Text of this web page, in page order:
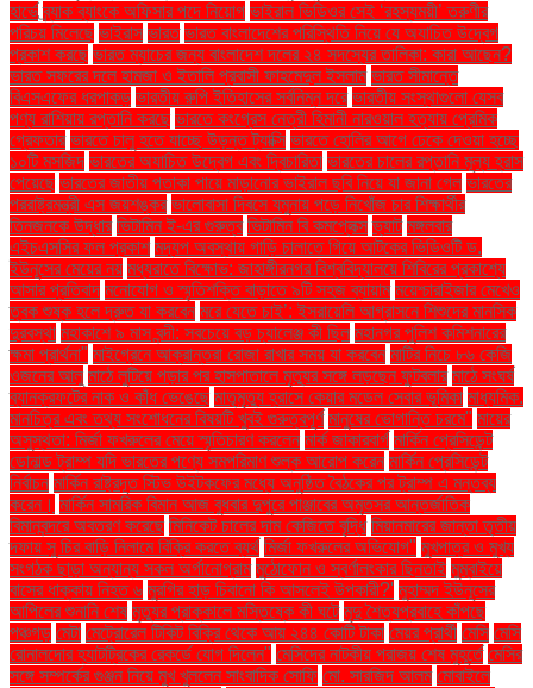
হার্ভে ব্র্যাক ব্যাংকে অফিসার পদে নিয়োগ ভাইরাল ভিডিওর সেই ‘রহস্যময়ী’ তরুণীর
পরিচয় মিলেছে ভাইরাস ভারত ভারত বাংলাদেশের পরিস্থিতি নিয়ে যে অযাচিত উদ্বেগ
প্রকাশ করছে ভারত ম্যাচের জন্য বাংলাদেশ দলের ২৪ সদস্যের তালিকা: কারা আছেন?
ভারত সফরের দলে হামজা ও ইতালি প্রবাসী ফাহমেদুল ইসলাম ভারত সীমান্তে
বিএসএফের ধরপাকড় ভারতীয় রুপি ইতিহাসের সর্বনিম্ন দরে ভারতীয় সংস্থাগুলো যেসব
পণ্য রাশিয়ায় রপ্তানি করছে ভারতে কংগ্রেস নেত্রী হিমানী নারওয়াল হত্যায় প্রেমিক
গ্রেফতার ভারতে চালু হতে যাচ্ছে উড়ন্ত ট্যাক্সি ভারতে হোলির আগে ঢেকে দেওয়া হচ্ছে
১০টি মসজিদ ভারতের অযাচিত উদ্বেগ এবং দ্বিচারিতা ভারতের চালের রপ্তানি মূল্য হ্রাস
পেয়েছে ভারতের জাতীয় পতাকা পায়ে মাড়ানোর ভাইরাল ছবি নিয়ে যা জানা গেল ভারতের
পররাষ্ট্রমন্ত্রী এস জয়শঙ্কর ভালোবাসা দিবসে যমুনায় পড়ে নিখোঁজ চার শিক্ষার্থীর
তিনজনকে উদ্ধার ভিটামিন ই-এর গুরুত্ব ভিটামিন বি কমপ্লেক্স ভ্যাট মঙ্গলবার
এইচএসসির ফল প্রকাশ মদ্যপ অবস্থায় গাড়ি চালাতে গিয়ে আটকের ভিডিওটি ড.
ইউনূসের মেয়ের নয় মধ্যরাতে বিক্ষোভ: জাহাঙ্গীরনগর বিশ্ববিদ্যালয়ে শিবিরের প্রকাশ্যে
আসার প্রতিবাদ মনোযোগ ও স্মৃতিশক্তি বাড়াতে ৯টি সহজ ব্যায়াম ময়েশ্চারাইজার মেখেও
ত্বক শুষ্ক হলে দ্রুত যা করবেন মরে যেতে চাই’: ইসরায়েলি আগ্রাসনে শিশুদের মানসিক
দুরবস্থা মহাকাশে ৯ মাস বন্দী: সবচেয়ে বড় চ্যালেঞ্জ কী ছিল মহানগর পুলিশ কমিশনারের
ক্ষমা প্রার্থনা" মাইগ্রেনে আক্রান্তরা রোজা রাখার সময় যা করবেন মাটির নিচে ৮৬ কেজি
ওজনের আলু মাঠে লুটিয়ে পড়ার পর হাসপাতালে মৃত্যুর সঙ্গে লড়ছেন ফুটবলার মাঠে সংঘর্ষ
ব্যানক্রফটের নাক ও কাঁধ ভেঙেছে মাতৃমৃত্যু হ্রাসে কেয়ার মডেল সেবার ভূমিকা মাধ্যমিক.
মানচিত্র এবং তথ্য সংশোধনের বিষয়টি খুবই গুরুত্বপূর্ণ মানুষের ভোগান্তি চরমে" মায়ের
অসুস্থতা: মির্জা ফখরুলের মেয়ে স্মৃতিচারণ করলেন মার্ক জাকারবার্গ মার্কিন প্রেসিডেন্ট
ডোনাল্ড ট্রাম্প যদি ভারতের পণ্যে সমপরিমাণ শুল্ক আরোপ করেন মার্কিন প্রেসিডেন্ট
নির্বাচন মার্কিন রাষ্ট্রদূত স্টিভ উইটকফের মধ্যে অনুষ্ঠিত বৈঠকের পর ট্রাম্প এ মন্তব্য
করেন। মার্কিন সামরিক বিমান আজ বুধবার দুপুরে পাঞ্জাবের অমৃতসর আন্তর্জাতিক
বিমানবন্দরে অবতরণ করেছে মিনিকেট চালের দাম কেজিতে বৃদ্ধি মিয়ানমারের জান্তা তৃতীয়
দফায় সু চির বাড়ি নিলামে বিক্রি করতে ব্যর্থ মির্জা ফখরুলের অভিযোগ" মুখপাত্র ও মুখ্য
সংগঠক ছাড়া অন্যান্য সকল অর্গানোগ্রাম মুঠোফোন ও স্বর্ণালংকার ছিনতাই মুম্বাইয়ে
বাসের ধাক্কায় নিহত ৬ মুরগির হাড় চিবানো কি আসলেই উপকারী?' মুহাম্মদ ইউনূসের
আপিলের শুনানি শেষ মৃত্যুর প্রাক্কালে মস্তিষ্কে কী ঘটে মৃদু শৈত্যপ্রবাহে কাঁপছে
পঞ্চগড় মেটা মেট্রোরেল টিকিট বিক্রি থেকে আয় ২৪৪ কোটি টাকা মেয়র প্রার্থী মেসি মেসি
রোনালদোর হ্যাটট্রিকের রেকর্ডে যোগ দিলেন" মেসিদের নাটকীয় পরাজয় শেষ মুহূর্তে মেসির
সঙ্গে সম্পর্কের গুঞ্জন নিয়ে মুখ খুললেন সাংবাদিক সোফি মো. সারজিদ আলম মোবাইলে